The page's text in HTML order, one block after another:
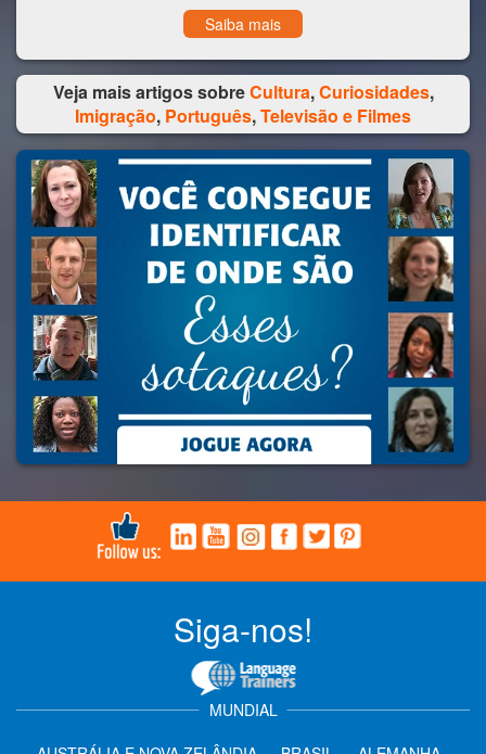
Saiba mais
Veja mais artigos sobreCultura,Curiosidades,
Imigração, Português,Televisão e Filmes
Siga-nos!
MUNDIAL